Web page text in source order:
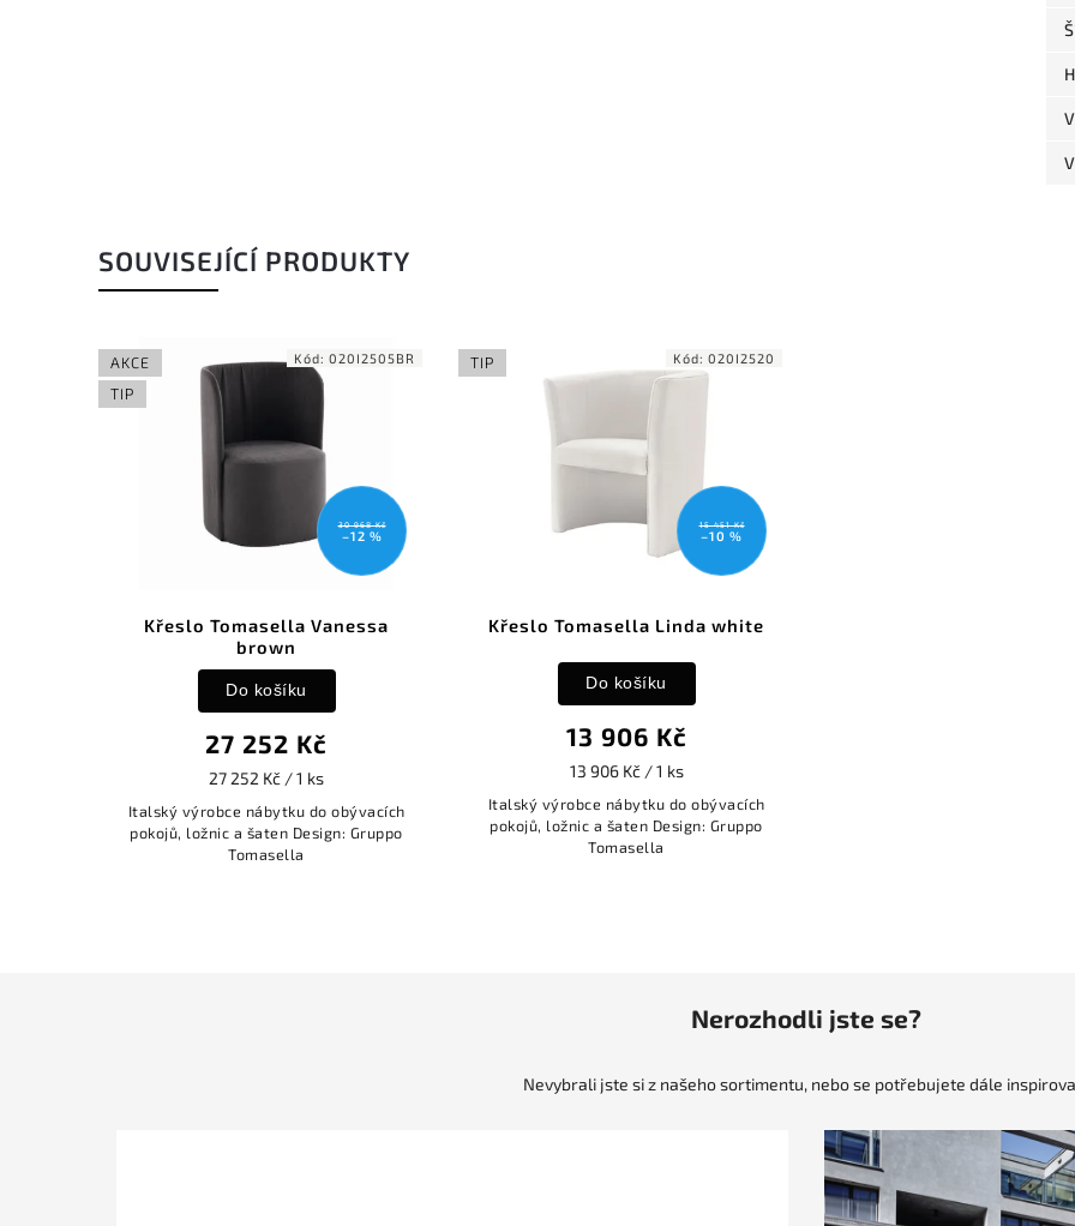
SOUVISEJÍCÍ PRODUKTY
AKCE
TIP
30 968 Kč
–12 %
Křeslo Tomasella Vanessa
brown
27 252 Kč
27 252 Kč / 1 ks
Do košíku
Italský výrobce nábytku do obývacích
pokojů, ložnic a šaten Design: Gruppo
Tomasella
Kód: 020I2505BR TIP
15 451 Kč
–10 %
Křeslo Tomasella Linda white
13 906 Kč
13 906 Kč / 1 ks
Do košíku
Italský výrobce nábytku do obývacích
pokojů, ložnic a šaten Design: Gruppo
Tomasella
Kód: 020I2520
Nerozhodli jste se?
Nevybrali jste si z našeho sortimentu, nebo se potřebujete dále